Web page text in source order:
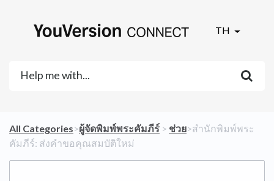
TH
All Categories​>​​ผู้จัดพิมพ์พระคัมภีร์ ​ > ​ ​ช่วย​>​ สำนักพิมพ์พระ
คัมภีร์: ส่งคำขอคุณสมบัติใหม่